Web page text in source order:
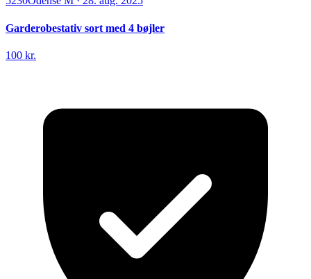
Garderobestativ sort med 4 bøjler
100 kr.